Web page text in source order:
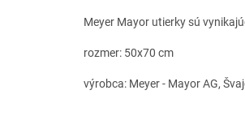
Meyer Mayor utierky sú
rozmer: 50x70 cm
výrobca: Meyer - Mayor AG,